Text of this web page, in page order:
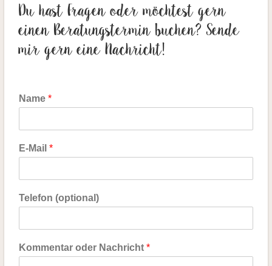
Du hast Fragen oder möchtest gern
einen Beratungstermin buchen? Sende
mir gern eine Nachricht!
Name *
E-Mail *
Telefon (optional)
Kommentar oder Nachricht *